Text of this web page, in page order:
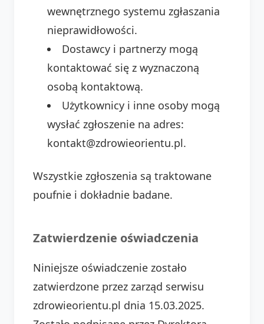
wewnętrznego systemu zgłaszania
nieprawidłowości.
Dostawcy i partnerzy mogą
kontaktować się z wyznaczoną
osobą kontaktową.
Użytkownicy i inne osoby mogą
wysłać zgłoszenie na adres:
kontakt@zdrowieorientu.pl.
Wszystkie zgłoszenia są traktowane
poufnie i dokładnie badane.
Zatwierdzenie oświadczenia
Niniejsze oświadczenie zostało
zatwierdzone przez zarząd serwisu
zdrowieorientu.pl dnia 15.03.2025.